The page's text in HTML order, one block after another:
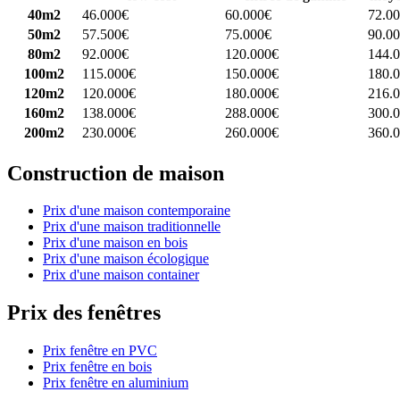
40m2
46.000€ 60.000€
50m2
57.500€ 75.000€
80m2
92.000€ 120.000€
100m2
115.000€ 150.000€
120m2
120.000€ 180.000€
160m2
138.000€ 288.000€
200m2
230.000€ 260.000€
Construction de maison
Prix d'une maison contemporaine
Prix d'une maison traditionnelle
Prix d'une maison en bois
Prix d'une maison écologique
Prix d'une maison container
Prix des fenêtres
Prix fenêtre en PVC
Prix fenêtre en bois
Prix fenêtre en aluminium